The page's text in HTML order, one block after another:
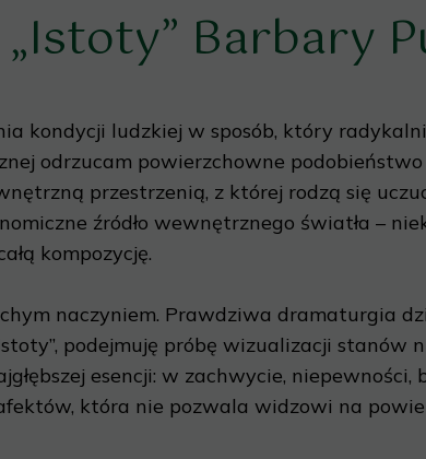
Barbary
kondycji ludzkiej w sposób, który
odrzucam powierzchowne
przestrzenią, z której rodzą się
źródło wewnętrznego światła –
kompozycję.
naczyniem. Prawdziwa dramaturgia
podejmuję próbę wizualizacji stanów
esencji: w zachwycie, niepewności,
która nie pozwala widzowi na